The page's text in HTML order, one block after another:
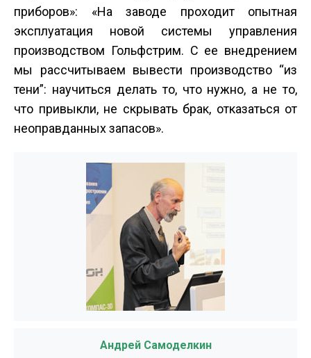
приборов»: «На заводе проходит опытная
эксплуатация новой системы управления
производством Гольфстрим. С ее внедрением
мы рассчитываем вывести производство “из
тени”: научиться делать то, что нужно, а не то,
что привыкли, не скрывать брак, отказаться от
неоправданных запасов».
Андрей Самоделкин